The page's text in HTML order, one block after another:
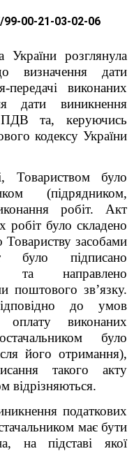
99-00-21-03-02-06
України розглянула
визначення дати
виконаних
дати виникнення
ПДВ та, керуючись
кодексу України
Товариством було
(підрядником,
робіт. Акт
робіт було складено
Товариству засобами
було підписано
та направлено
поштового зв’язку.
до умов
виконаних
було
його отримання),
такого акту
відрізняються.
податкових
має бути
на підставі якої